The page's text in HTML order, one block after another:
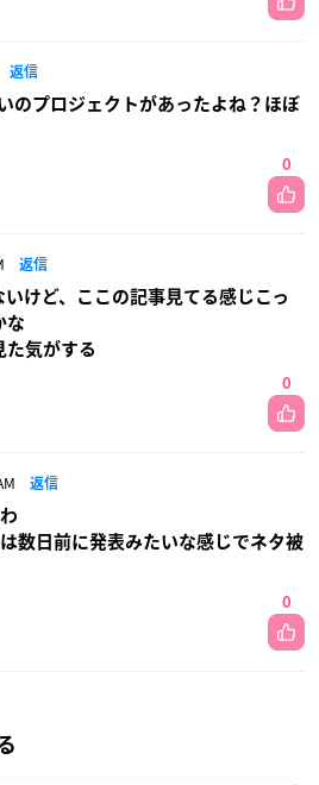
返信
のプロジェクトがあったよね？ほぼ
0
返信
けど、ここの記事見てる感じこっ
な
た気がする
0
返信
数日前に発表みたいな感じでネタ被
0